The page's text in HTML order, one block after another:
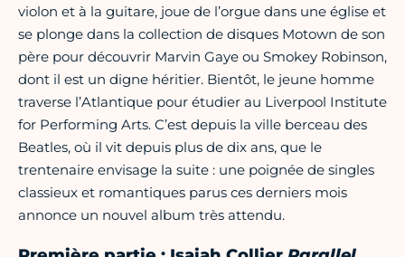
violon et à la guitare, joue de l’orgue dans une église et
se plonge dans la collection de disques Motown de son
père pour découvrir Marvin Gaye ou Smokey Robinson,
dont il est un digne héritier. Bientôt, le jeune homme
traverse l’Atlantique pour étudier au Liverpool Institute
for Performing Arts. C’est depuis la ville berceau des
Beatles, où il vit depuis plus de dix ans, que le
trentenaire envisage la suite : une poignée de singles
classieux et romantiques parus ces derniers mois
annonce un nouvel album très attendu.